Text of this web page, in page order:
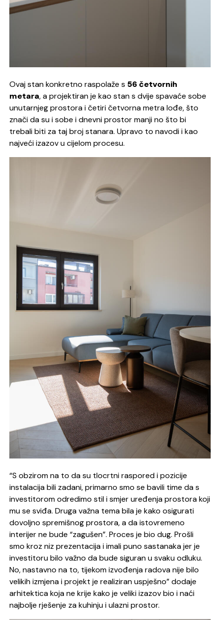
Ovaj stan konkretno raspolaže s 56 četvornih
metara, a projektiran je kao stan s dvije spavaće sobe
unutarnjeg prostora i četiri četvorna metra lođe, što
znači da su i sobe i dnevni prostor manji no što bi
trebali biti za taj broj stanara. Upravo to navodi i kao
najveći izazov u cijelom procesu.
“S obzirom na to da su tlocrtni raspored i pozicije
instalacija bili zadani, primarno smo se bavili time da s
investitorom odredimo stil i smjer uređenja prostora koji
mu se sviđa. Druga važna tema bila je kako osigurati
dovoljno spremišnog prostora, a da istovremeno
interijer ne bude “zagušen”. Proces je bio dug. Prošli
smo kroz niz prezentacija i imali puno sastanaka jer je
investitoru bilo važno da bude siguran u svaku odluku.
No, nastavno na to, tijekom izvođenja radova nije bilo
velikih izmjena i projekt je realiziran uspješno” dodaje
arhitektica koja ne krije kako je veliki izazov bio i naći
najbolje rješenje za kuhinju i ulazni prostor.